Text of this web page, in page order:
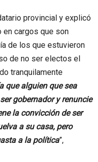
provincial y explicó
en cargos que son
de los que estuvieron
de no ser electos el
tranquilamente
que alguien que sea
gobernador y renuncie
la convicción de ser
a su casa, pero
a la política”,